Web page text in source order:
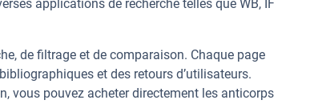
applications de recherche telles que WB, IF
de filtrage et de comparaison. Chaque page
et des retours d’utilisateurs.
vous pouvez acheter directement les anticorps